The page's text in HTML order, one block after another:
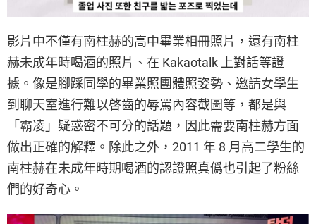
影片中不僅有南柱赫的高中畢業相冊照片，還有南柱
赫未成年時喝酒的照片、在 Kakaotalk 上對話等證
據。像是腳踩同學的畢業照團體照姿勢、邀請女學生
到聊天室進行難以啓齒的辱罵內容截圖等，都是與
「霸凌」疑惑密不可分的話題，因此需要南柱赫方面
做出正確的解釋。除此之外，2011 年 8 月高二學生的
南柱赫在未成年時期喝酒的認證照真僞也引起了粉絲
們的好奇心。